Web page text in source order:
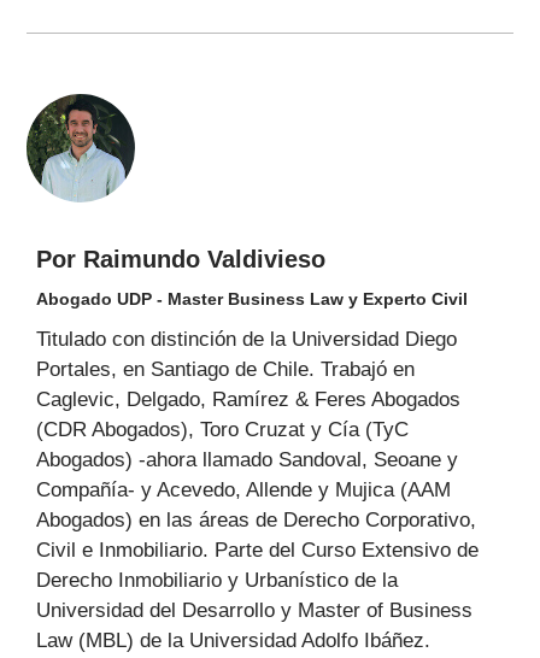
Por Raimundo Valdivieso
Abogado UDP - Master Business Law y Experto Civil
Titulado con distinción de la Universidad Diego
Portales, en Santiago de Chile. Trabajó en
Caglevic, Delgado, Ramírez & Feres Abogados
(CDR Abogados), Toro Cruzat y Cía (TyC
Abogados) -ahora llamado Sandoval, Seoane y
Compañía- y Acevedo, Allende y Mujica (AAM
Abogados) en las áreas de Derecho Corporativo,
Civil e Inmobiliario. Parte del Curso Extensivo de
Derecho Inmobiliario y Urbanístico de la
Universidad del Desarrollo y Master of Business
Law (MBL) de la Universidad Adolfo Ibáñez.